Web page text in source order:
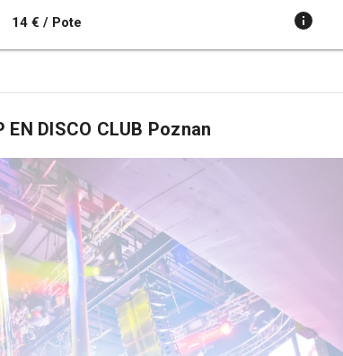
14 € / Pote
DISCO CLUB Poznan